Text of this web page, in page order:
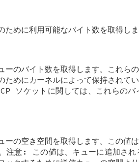
ために利用可能なバイト数を取得しま
ーのバイト数を取得します。これら
ためにカーネルによって保持されて
ソケットに関しては、これらの
ーの空き空間を取得します。この値
注意: この値は、キューに追加さ